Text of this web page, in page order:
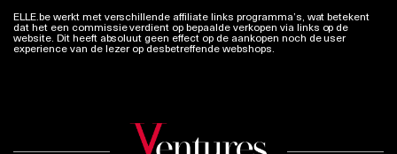
ELLE.be werkt met verschillende affiliate links programma’s, wat betekent
dat het een commissie verdient op bepaalde verkopen via links op de
website. Dit heeft absoluut geen effect op de aankopen noch de user
experience van de lezer op desbetreffende webshops.